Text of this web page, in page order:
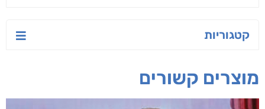
קטגוריות
מוצרים קשורים